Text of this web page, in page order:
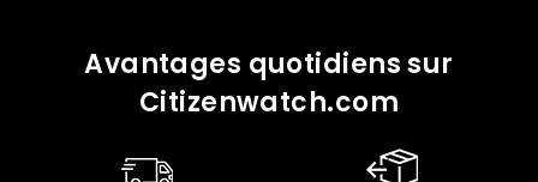
Avantages quotidiens sur
Citizenwatch.com